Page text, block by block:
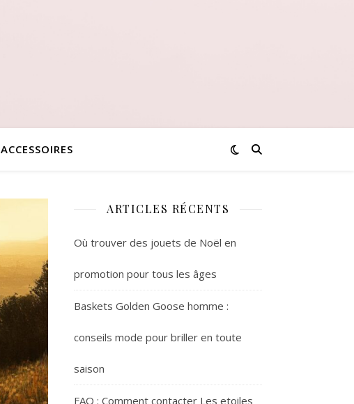
ACCESSOIRES
ARTICLES RÉCENTS
Où trouver des jouets de Noël en
promotion pour tous les âges
Baskets Golden Goose homme :
conseils mode pour briller en toute
saison
FAQ : Comment contacter Les etoiles